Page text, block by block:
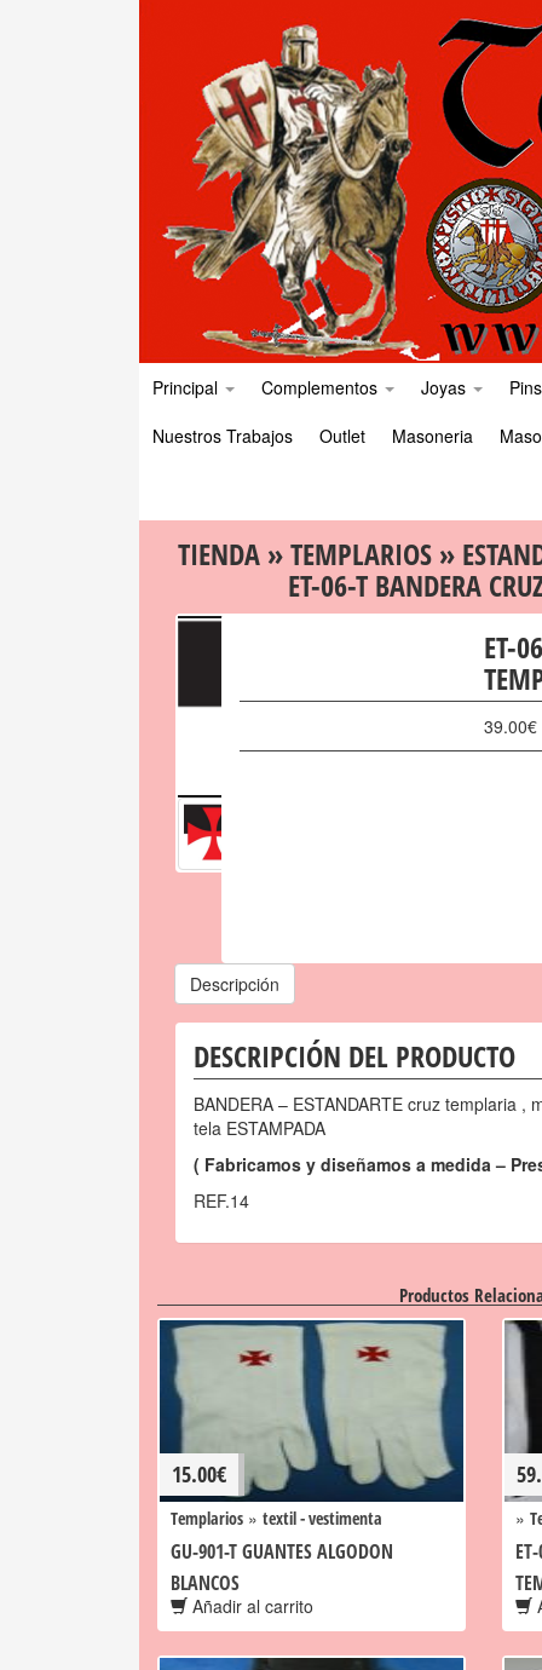
Principal Complementos Joyas
Pins
Nuestros Trabajos
Outlet Masoneria
TIENDA »TEMPLARIOS »
ET-06-T BANDERA
ET-
39.00€
Descripción
DESCRIPCIÓN DEL PRODUCTO
BANDERA – ESTANDARTE cruz templaria ,
tela ESTAMPADA
( Fabricamos y diseñamos a medida –
REF.14
Productos
15.00€
Templarios » textil - vestimenta
GU-901-T GUANTES ALGODON
BLANCOS
Añadir al carrito
»